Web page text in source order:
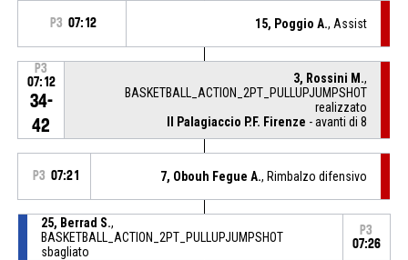
P3 07:12 15, Poggio A., Assist
P3
07:12
34-
42
3, Rossini M.,
BASKETBALL_ACTION_2PT_PULLUPJUMPSHOT
realizzato
Il Palagiaccio P.F. Firenze - avanti di 8
P3 07:21 7, Obouh Fegue A., Rimbalzo difensivo
25, Berrad S.,
BASKETBALL_ACTION_2PT_PULLUPJUMPSHOT
sbagliato
P3
07:26